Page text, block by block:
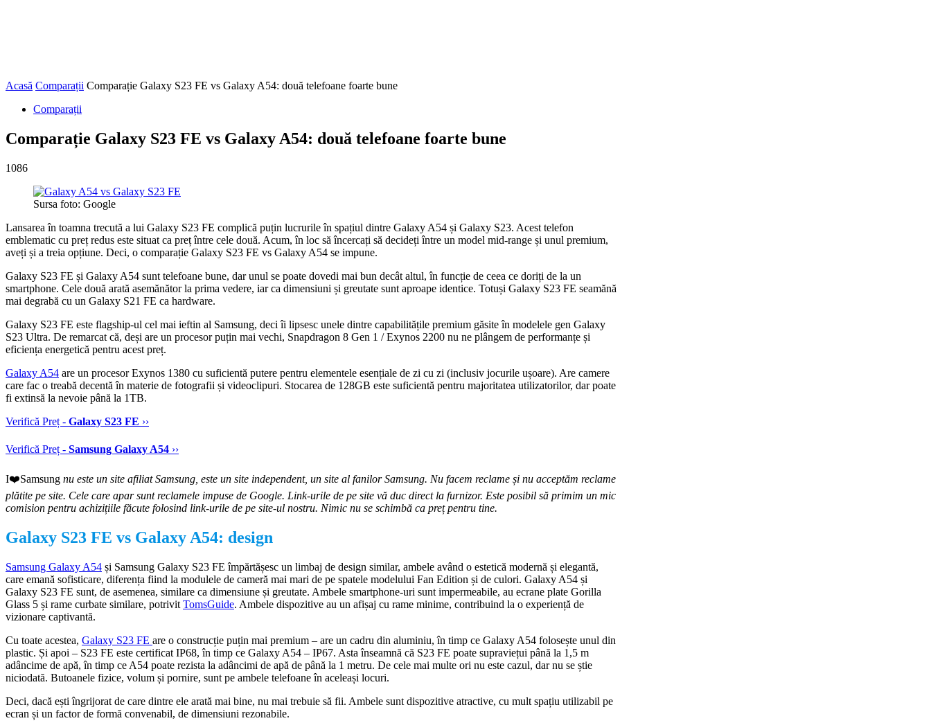
Acasă Comparații Comparație Galaxy S23 FE vs Galaxy A54: două telefoane foarte bune
Comparații
Comparație Galaxy S23 FE vs Galaxy A54: două telefoane foarte bune
1086
Sursa foto: Google
Lansarea în toamna trecută a lui Galaxy S23 FE complică puțin lucrurile în spațiul dintre Galaxy A54 și Galaxy S23. Acest telefon
emblematic cu preț redus este situat ca preț între cele două. Acum, în loc să încercați să decideți între un model mid-range și unul premium,
aveți și a treia opțiune. Deci, o comparație Galaxy S23 FE vs Galaxy A54 se impune.
Galaxy S23 FE și Galaxy A54 sunt telefoane bune, dar unul se poate dovedi mai bun decât altul, în funcție de ceea ce doriți de la un
smartphone. Cele două arată asemănător la prima vedere, iar ca dimensiuni și greutate sunt aproape identice. Totuși Galaxy S23 FE seamănă
mai degrabă cu un Galaxy S21 FE ca hardware.
Galaxy S23 FE este flagship-ul cel mai ieftin al Samsung, deci îi lipsesc unele dintre capabilitățile premium găsite în modelele gen Galaxy
S23 Ultra. De remarcat că, deși are un procesor puțin mai vechi, Snapdragon 8 Gen 1 / Exynos 2200 nu ne plângem de performanțe și
eficiența energetică pentru acest preț.
Galaxy A54 are un procesor Exynos 1380 cu suficientă putere pentru elementele esențiale de zi cu zi (inclusiv jocurile ușoare). Are camere
care fac o treabă decentă în materie de fotografii și videoclipuri. Stocarea de 128GB este suficientă pentru majoritatea utilizatorilor, dar poate
fi extinsă la nevoie până la 1TB.
Verifică Preț - Galaxy S23 FE ››
Verifică Preț - Samsung Galaxy A54 ››
I❤️Samsung nu este un site afiliat Samsung, este un site independent, un site al fanilor Samsung. Nu facem reclame și nu acceptăm reclame
plătite pe site. Cele care apar sunt reclamele impuse de Google. Link-urile de pe site vă duc direct la furnizor. Este posibil să primim un mic
comision pentru achizițiile făcute folosind link-urile de pe site-ul nostru. Nimic nu se schimbă ca preț pentru tine.
Galaxy S23 FE vs Galaxy A54: design
Samsung Galaxy A54 și Samsung Galaxy S23 FE împărtășesc un limbaj de design similar, ambele având o estetică modernă și elegantă,
care emană sofisticare, diferența fiind la modulele de cameră mai mari de pe spatele modelului Fan Edition și de culori. Galaxy A54 și
Galaxy S23 FE sunt, de asemenea, similare ca dimensiune și greutate. Ambele smartphone-uri sunt impermeabile, au ecrane plate Gorilla
Glass 5 și rame curbate similare, potrivit TomsGuide. Ambele dispozitive au un afișaj cu rame minime, contribuind la o experiență de
vizionare captivantă.
Cu toate acestea, Galaxy S23 FE are o construcție puțin mai premium – are un cadru din aluminiu, în timp ce Galaxy A54 folosește unul din
plastic. Și apoi – S23 FE este certificat IP68, în timp ce Galaxy A54 – IP67. Asta înseamnă că S23 FE poate supraviețui până la 1,5 m
adâncime de apă, în timp ce A54 poate rezista la adâncimi de apă de până la 1 metru. De cele mai multe ori nu este cazul, dar nu se știe
niciodată. Butoanele fizice, volum și pornire, sunt pe ambele telefoane în aceleași locuri.
Deci, dacă ești îngrijorat de care dintre ele arată mai bine, nu mai trebuie să fii. Ambele sunt dispozitive atractive, cu mult spațiu utilizabil pe
ecran și un factor de formă convenabil, de dimensiuni rezonabile.